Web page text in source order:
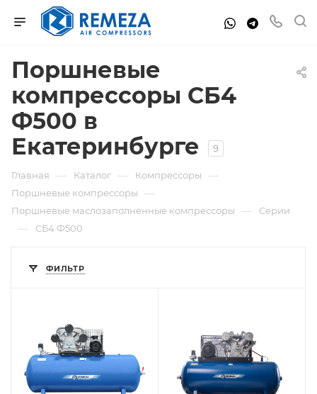
Поршневые
компрессоры СБ4
Ф500 в
Екатеринбурге
9
Главная — Каталог — Компрессоры —
Поршневые компрессоры —
Поршневые маслозаполненные компрессоры — Серии
— СБ4 Ф500
ФИЛЬТР